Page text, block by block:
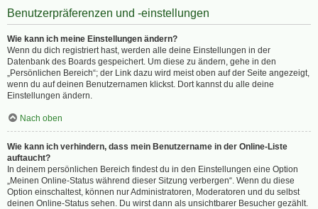
Benutzerpräferenzen und -einstellungen
Wie kann ich meine Einstellungen ändern?
Wenn du dich registriert hast, werden alle deine Einstellungen in der
Datenbank des Boards gespeichert. Um diese zu ändern, gehe in den
„Persönlichen Bereich“; der Link dazu wird meist oben auf der Seite angezeigt,
wenn du auf deinen Benutzernamen klickst. Dort kannst du alle deine
Einstellungen ändern.
Nach oben
Wie kann ich verhindern, dass mein Benutzername in der Online-Liste
auftaucht?
In deinem persönlichen Bereich findest du in den Einstellungen eine Option
„Meinen Online-Status während dieser Sitzung verbergen“. Wenn du diese
Option einschaltest, können nur Administratoren, Moderatoren und du selbst
deinen Online-Status sehen. Du wirst dann als unsichtbarer Besucher gezählt.